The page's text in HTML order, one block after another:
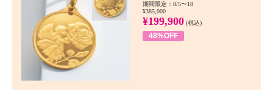
期間限定：8/5〜18
¥385,000
¥199,900 (税込)
48%OFF